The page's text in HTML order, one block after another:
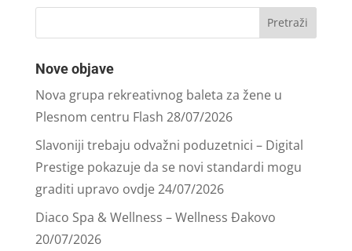
Nove objave
Nova grupa rekreativnog baleta za žene u
Plesnom centru Flash 28/07/2026
Slavoniji trebaju odvažni poduzetnici – Digital
Prestige pokazuje da se novi standardi mogu
graditi upravo ovdje24/07/2026
Diaco Spa & Wellness – Wellness Đakovo
20/07/2026